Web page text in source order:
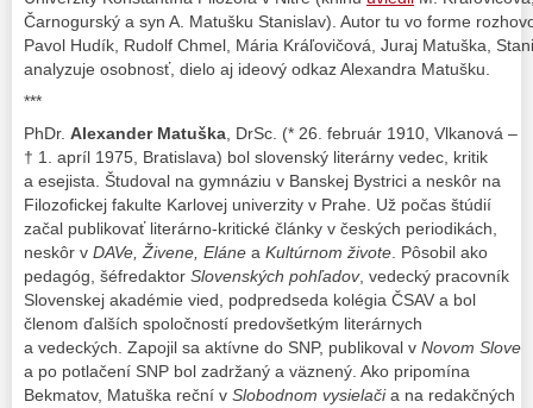
Čarnogurský a syn A. Matušku Stanislav). Autor tu vo forme
Pavol Hudík, Rudolf Chmel, Mária Kráľovičová, Juraj Matuška,
analyzuje osobnosť, dielo aj ideový odkaz Alexandra Matušku.
***
PhDr. Alexander Matuška , DrSc. (* 26. február 1910, Vlkanová –
† 1. apríl 1975, Bratislava) bol slovenský literárny vedec, kritik
a esejista. Študoval na gymnáziu v Banskej Bystrici a neskôr na
Filozofickej fakulte Karlovej univerzity v Prahe. Už počas štúdií
začal publikovať literárno-kritické články v českých periodikách,
neskôr v DAVe, Živene, Eláne a Kultúrnom živote . Pôsobil ako
pedagóg, šéfredaktor Slovenských pohľadov, vedecký pracovník
Slovenskej akadémie vied, podpredseda kolégia ČSAV a bol
členom ďalších spoločností predovšetkým literárnych
a vedeckých. Zapojil sa aktívne do SNP, publikoval v Novom Slove
a po potlačení SNP bol zadržaný a väznený. Ako pripomína
Bekmatov, Matuška reční v Slobodnom vysielačia na redakčných